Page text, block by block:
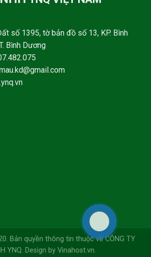
số 1395, tờ bản đồ số 13, KP. Bình
Bình Dương
Bản quyền thông tin thuộc về CÔNG TY
YNQ. Design by Vinahost.vn.